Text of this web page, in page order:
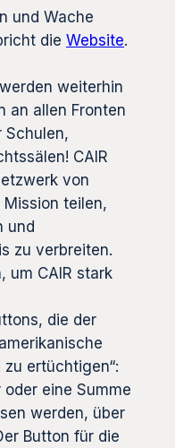
und Wache
die Website.
weiterhin
an allen Fronten
Schulen,
CAIR
von
teilen,
und
zu verbreiten.
um CAIR stark
die der
ertüchtigen“:
eine Summe
werden, über
Button für die